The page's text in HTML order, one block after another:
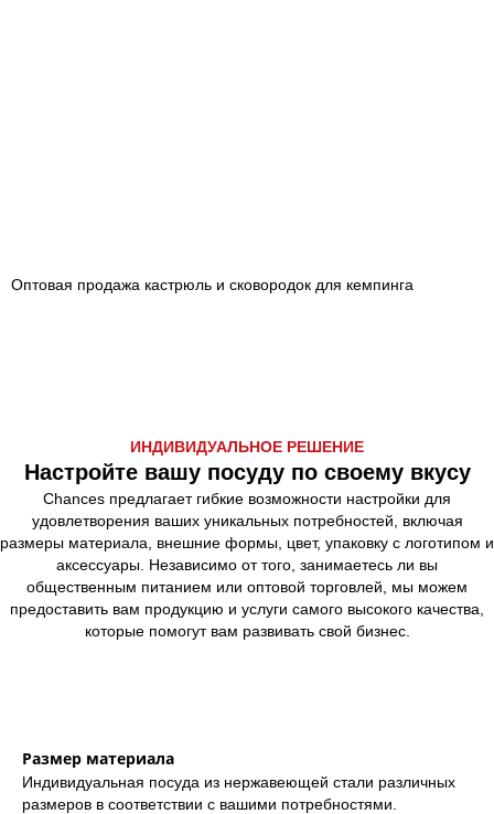
Оптовая продажа кастрюль и сковородок для кемпинга
ИНДИВИДУАЛЬНОЕ РЕШЕНИЕ
Настройте вашу посуду по своему вкусу
Chances предлагает гибкие возможности настройки для
удовлетворения ваших уникальных потребностей, включая
размеры материала, внешние формы, цвет, упаковку с логотипом и
аксессуары. Независимо от того, занимаетесь ли вы
общественным питанием или оптовой торговлей, мы можем
предоставить вам продукцию и услуги самого высокого качества,
которые помогут вам развивать свой бизнес.
Размер материала
Индивидуальная посуда из нержавеющей стали различных
размеров в соответствии с вашими потребностями.